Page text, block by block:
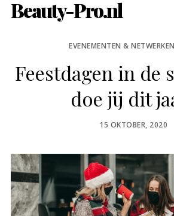
Beauty-Pro.nl
EVENEMENTEN & NETWERKEN
Feestdagen in de
doe jij dit
POSTED
15 OKTOBER, 2020